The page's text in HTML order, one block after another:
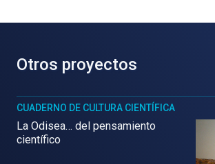
Otros proyectos
CUADERNO DE CULTURA CIENTÍFICA
La Odisea… del pensamiento
científico